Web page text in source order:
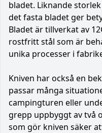
bladet. Liknande
det fasta bladet ger
Bladet är tillverkat av
rostfritt stål som är
unika processer i
Kniven har också en
passar många
campingturen eller
grepp uppbyggt av två
som gör kniven säker